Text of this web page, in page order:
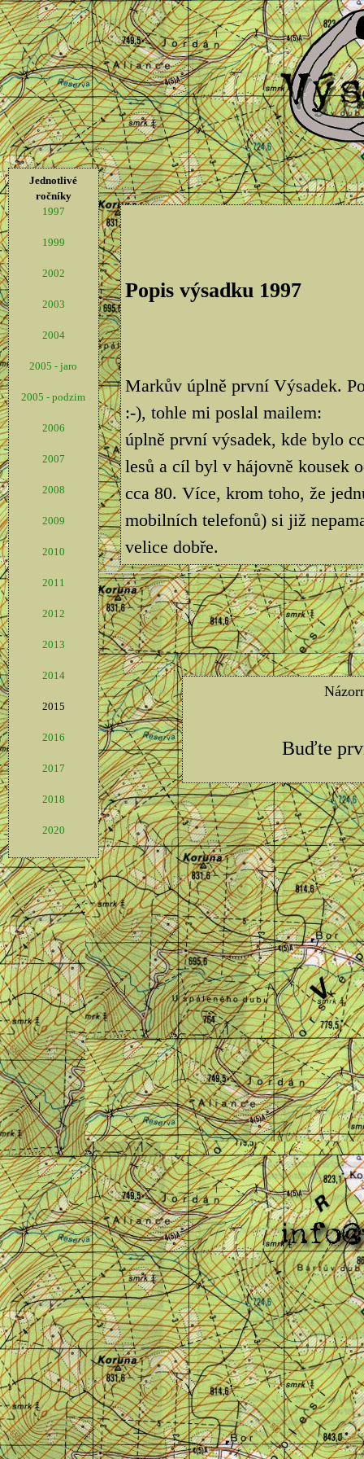
Jednotlivé
ročníky
1997
1999
2002
2003
2004
2005 - jaro
2005 - podzim
2006
2007
2008
2009
2010
2011
2012
2013
2014
2015
2016
2017
2018
2020
Popis výsadku 1997
Markův úplně první Výsadek.
:-), tohle mi poslal mailem:
úplně první výsadek, kde bylo
lesů a cíl byl v hájovně kousek
cca 80. Více, krom toho, že
mobilních telefonů) si již
velice dobře.